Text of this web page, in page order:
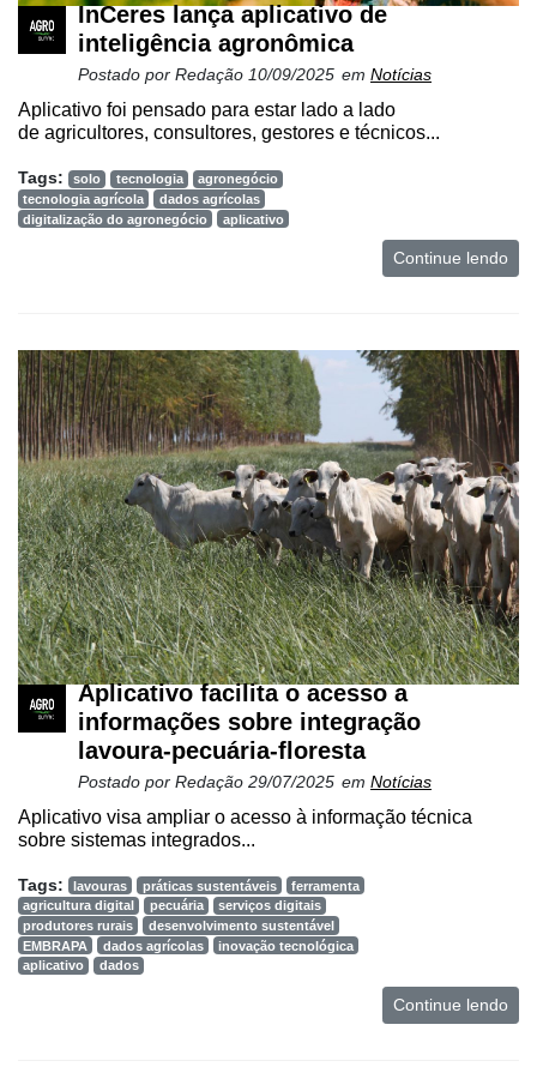
InCeres lança aplicativo de
inteligência agronômica
Postado por Redação 10/09/2025 em Notícias
Aplicativo foi pensado para estar lado a lado
de agricultores, consultores, gestores e técnicos...
Tags: solo tecnologia
agronegócio
tecnologia agrícola
dados agrícolas
digitalização do agronegócio
aplicativo
Continue lendo
Aplicativo facilita o acesso a
informações sobre integração
lavoura-pecuária-floresta
Postado por Redação 29/07/2025 em Notícias
Aplicativo visa ampliar o acesso à informação técnica
sobre sistemas integrados...
Tags: lavouras práticas sustentáveis
ferramenta
agricultura digital
pecuária
serviços digitais
produtores rurais
desenvolvimento sustentável
EMBRAPA
dados agrícolas
inovação tecnológica
aplicativo
dados
Continue lendo